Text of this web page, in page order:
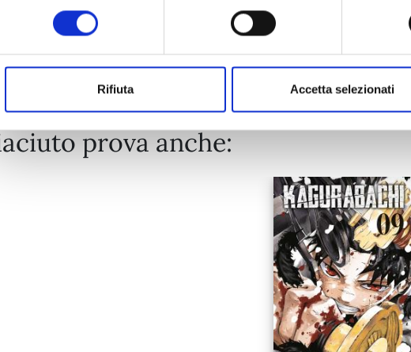
Rifiuta Accetta selezionati
prova anche: